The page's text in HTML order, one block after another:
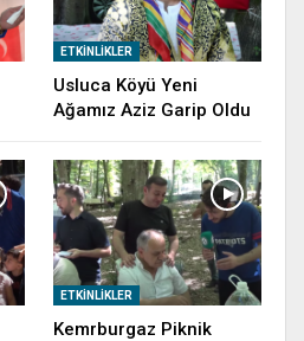
ETKINLIKLER
Usluca Köyü Yeni
Ağamız Aziz Garip Oldu
ETKINLIKLER
Kemrburgaz Piknik